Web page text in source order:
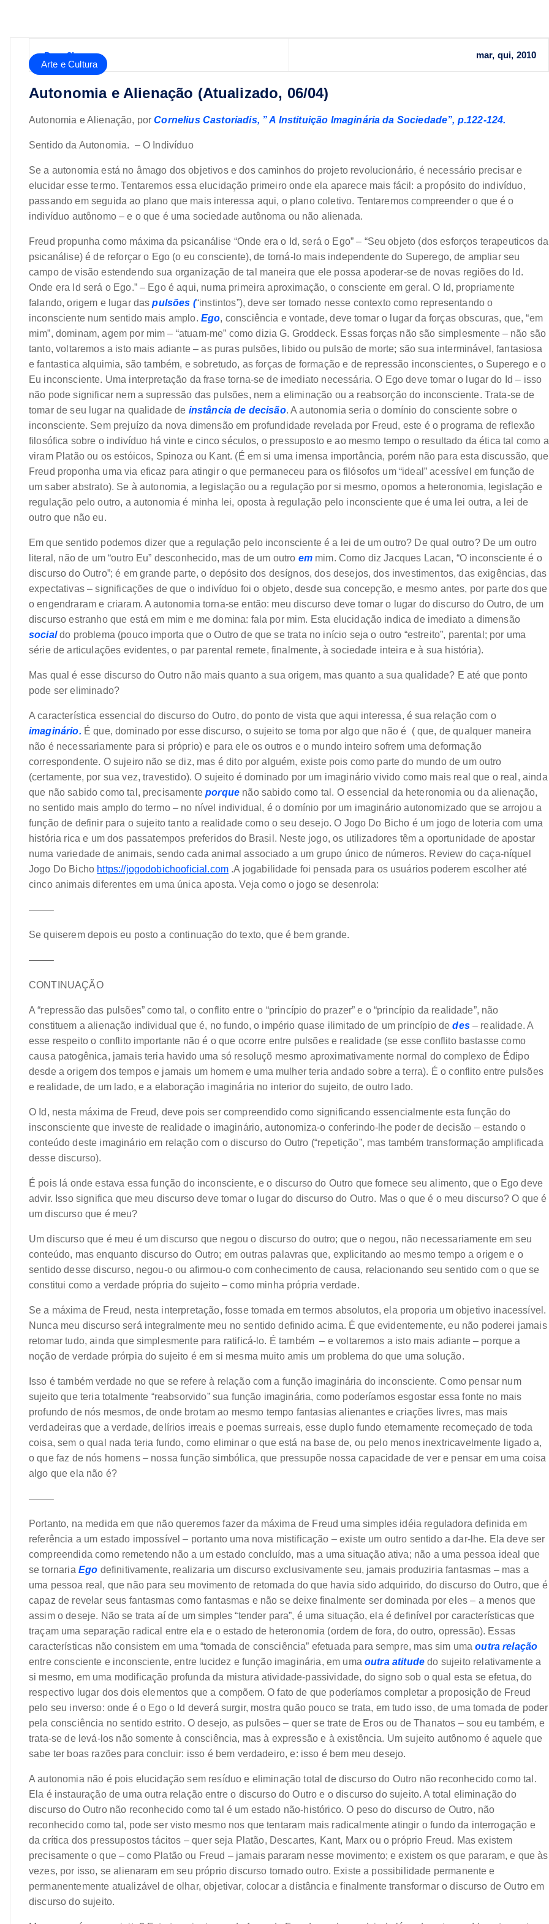
Dany3l
mar, qui, 2010
Arte e Cultura
Autonomia e Alienação (Atualizado, 06/04)
Autonomia e Alienação, porCornelius Castoriadis, ” A Instituição Imaginária da Sociedade”, p.122-124.
Sentido da Autonomia. – O Indivíduo
Se a autonomia está no âmago dos objetivos e dos caminhos do projeto revolucionário, é necessário precisar e
elucidar esse termo. Tentaremos essa elucidação primeiro onde ela aparece mais fácil: a propósito do indivíduo,
passando em seguida ao plano que mais interessa aqui, o plano coletivo. Tentaremos compreender o que é o
indivíduo autônomo – e o que é uma sociedade autônoma ou não alienada.
Freud propunha como máxima da psicanálise “Onde era o Id, será o Ego” – “Seu objeto (dos esforços terapeuticos da
psicanálise) é de reforçar o Ego (o eu consciente), de torná-lo mais independente do Superego, de ampliar seu
campo de visão estendendo sua organização de tal maneira que ele possa apoderar-se de novas regiões do Id.
Onde era Id será o Ego.” – Ego é aqui, numa primeira aproximação, o consciente em geral. O Id, propriamente
falando, origem e lugar daspulsões (“instintos”), deve ser tomado nesse contexto como representando o
inconsciente num sentido mais amplo. Ego, consciência e vontade, deve tomar o lugar da forças obscuras, que, “em
mim”, dominam, agem por mim – “atuam-me” como dizia G. Groddeck. Essas forças não são simplesmente – não são
tanto, voltaremos a isto mais adiante – as puras pulsões, libido ou pulsão de morte; são sua interminável, fantasiosa
e fantastica alquimia, são também, e sobretudo, as forças de formação e de repressão inconscientes, o Superego e o
Eu inconsciente. Uma interpretação da frase torna-se de imediato necessária. O Ego deve tomar o lugar do Id – isso
não pode significar nem a supressão das pulsões, nem a eliminação ou a reabsorção do inconsciente. Trata-se de
tomar de seu lugar na qualidade de instância de decisão. A autonomia seria o domínio do consciente sobre o
inconsciente. Sem prejuízo da nova dimensão em profundidade revelada por Freud, este é o programa de reflexão
filosófica sobre o indivíduo há vinte e cinco séculos, o pressuposto e ao mesmo tempo o resultado da ética tal como a
viram Platão ou os estóicos, Spinoza ou Kant. (É em si uma imensa importância, porém não para esta discussão, que
Freud proponha uma via eficaz para atingir o que permaneceu para os filósofos um “ideal” acessível em função de
um saber abstrato). Se à autonomia, a legislação ou a regulação por si mesmo, opomos a heteronomia, legislação e
regulação pelo outro, a autonomia é minha lei, oposta à regulação pelo inconsciente que é uma lei outra, a lei de
outro que não eu.
Em que sentido podemos dizer que a regulação pelo inconsciente é a lei de um outro? De qual outro? De um outro
literal, não de um “outro Eu” desconhecido, mas de um outro emmim. Como diz Jacques Lacan, “O inconsciente é o
discurso do Outro”; é em grande parte, o depósito dos desígnos, dos desejos, dos investimentos, das exigências, das
expectativas – significações de que o indivíduo foi o objeto, desde sua concepção, e mesmo antes, por parte dos que
o engendraram e criaram. A autonomia torna-se então: meu discurso deve tomar o lugar do discurso do Outro, de um
discurso estranho que está em mim e me domina: fala por mim. Esta elucidação indica de imediato a dimensão
socialdo problema (pouco importa que o Outro de que se trata no início seja o outro “estreito”, parental; por uma
série de articulações evidentes, o par parental remete, finalmente, à sociedade inteira e à sua história).
Mas qual é esse discurso do Outro não mais quanto a sua origem, mas quanto a sua qualidade? E até que ponto
pode ser eliminado?
A característica essencial do discurso do Outro, do ponto de vista que aqui interessa, é sua relação com o
imaginário. É que, dominado por esse discurso, o sujeito se toma por algo que não é ( que, de qualquer maneira
não é necessariamente para si próprio) e para ele os outros e o mundo inteiro sofrem uma deformação
correspondente. O sujeiro não se diz, mas é dito por alguém, existe pois como parte do mundo de um outro
(certamente, por sua vez, travestido). O sujeito é dominado por um imaginário vivido como mais real que o real, ainda
que não sabido como tal, precisamenteporque não sabido como tal. O essencial da heteronomia ou da alienação,
no sentido mais amplo do termo – no nível individual, é o domínio por um imaginário autonomizado que se arrojou a
função de definir para o sujeito tanto a realidade como o seu desejo. O Jogo Do Bicho é um jogo de loteria com uma
história rica e um dos passatempos preferidos do Brasil. Neste jogo, os utilizadores têm a oportunidade de apostar
numa variedade de animais, sendo cada animal associado a um grupo único de números. Review do caça-níquel
Jogo Do Bicho https://jogodobichooficial.com .A jogabilidade foi pensada para os usuários poderem escolher até
cinco animais diferentes em uma única aposta. Veja como o jogo se desenrola:
——–
Se quiserem depois eu posto a continuação do texto, que é bem grande.
——–
CONTINUAÇÃO
A “repressão das pulsões” como tal, o conflito entre o “princípio do prazer” e o “princípio da realidade”, não
constituem a alienação individual que é, no fundo, o império quase ilimitado de um princípio dedes– realidade. A
esse respeito o conflito importante não é o que ocorre entre pulsões e realidade (se esse conflito bastasse como
causa patogênica, jamais teria havido uma só resoluçõ mesmo aproximativamente normal do complexo de Édipo
desde a origem dos tempos e jamais um homem e uma mulher teria andado sobre a terra). É o conflito entre pulsões
e realidade, de um lado, e a elaboração imaginária no interior do sujeito, de outro lado.
O Id, nesta máxima de Freud, deve pois ser compreendido como significando essencialmente esta função do
insconsciente que investe de realidade o imaginário, autonomiza-o conferindo-lhe poder de decisão – estando o
conteúdo deste imaginário em relação com o discurso do Outro (“repetição”, mas também transformação amplificada
desse discurso).
É pois lá onde estava essa função do inconsciente, e o discurso do Outro que fornece seu alimento, que o Ego deve
advir. Isso significa que meu discurso deve tomar o lugar do discurso do Outro. Mas o que é o meu discurso? O que é
um discurso que é meu?
Um discurso que é meu é um discurso que negou o discurso do outro; que o negou, não necessariamente em seu
conteúdo, mas enquanto discurso do Outro; em outras palavras que, explicitando ao mesmo tempo a origem e o
sentido desse discurso, negou-o ou afirmou-o com conhecimento de causa, relacionando seu sentido com o que se
constitui como a verdade própria do sujeito – como minha própria verdade.
Se a máxima de Freud, nesta interpretação, fosse tomada em termos absolutos, ela proporia um objetivo inacessível.
Nunca meu discurso será integralmente meu no sentido definido acima. É que evidentemente, eu não poderei jamais
retomar tudo, ainda que simplesmente para ratificá-lo. É também – e voltaremos a isto mais adiante – porque a
noção de verdade prórpia do sujeito é em si mesma muito amis um problema do que uma solução.
Isso é também verdade no que se refere à relação com a função imaginária do inconsciente. Como pensar num
sujeito que teria totalmente “reabsorvido” sua função imaginária, como poderíamos esgostar essa fonte no mais
profundo de nós mesmos, de onde brotam ao mesmo tempo fantasias alienantes e criações livres, mas mais
verdadeiras que a verdade, delírios irreais e poemas surreais, esse duplo fundo eternamente recomeçado de toda
coisa, sem o qual nada teria fundo, como eliminar o que está na base de, ou pelo menos inextricavelmente ligado a,
o que faz de nós homens – nossa função simbólica, que pressupõe nossa capacidade de ver e pensar em uma coisa
algo que ela não é?
——–
Portanto, na medida em que não queremos fazer da máxima de Freud uma simples idéia reguladora definida em
referência a um estado impossível – portanto uma nova mistificação – existe um outro sentido a dar-lhe. Ela deve ser
compreendida como remetendo não a um estado concluído, mas a uma situação ativa; não a uma pessoa ideal que
se tornaria Ego definitivamente, realizaria um discurso exclusivamente seu, jamais produziria fantasmas – mas a
uma pessoa real, que não para seu movimento de retomada do que havia sido adquirido, do discurso do Outro, que é
capaz de revelar seus fantasmas como fantasmas e não se deixe finalmente ser dominada por eles – a menos que
assim o deseje. Não se trata aí de um simples “tender para”, é uma situação, ela é definível por características que
traçam uma separação radical entre ela e o estado de heteronomia (ordem de fora, do outro, opressão). Essas
características não consistem em uma “tomada de consciência” efetuada para sempre, mas sim umaoutra relação
entre consciente e inconsciente, entre lucidez e função imaginária, em umaoutra atitude do sujeito relativamente a
si mesmo, em uma modificação profunda da mistura atividade-passividade, do signo sob o qual esta se efetua, do
respectivo lugar dos dois elementos que a compõem. O fato de que poderíamos completar a proposição de Freud
pelo seu inverso: onde é o Ego o Id deverá surgir, mostra quão pouco se trata, em tudo isso, de uma tomada de poder
pela consciência no sentido estrito. O desejo, as pulsões – quer se trate de Eros ou de Thanatos – sou eu também, e
trata-se de levá-los não somente à consciência, mas à expressão e à existência. Um sujeito autônomo é aquele que
sabe ter boas razões para concluir: isso é bem verdadeiro, e: isso é bem meu desejo.
A autonomia não é pois elucidação sem resíduo e eliminação total de discurso do Outro não reconhecido como tal.
Ela é instauração de uma outra relação entre o discurso do Outro e o discurso do sujeito. A total eliminação do
discurso do Outro não reconhecido como tal é um estado não-histórico. O peso do discurso de Outro, não
reconhecido como tal, pode ser visto mesmo nos que tentaram mais radicalmente atingir o fundo da interrogação e
da crítica dos pressupostos tácitos – quer seja Platão, Descartes, Kant, Marx ou o próprio Freud. Mas existem
precisamente o que – como Platão ou Freud – jamais pararam nesse movimento; e existem os que pararam, e que às
vezes, por isso, se alienaram em seu próprio discurso tornado outro. Existe a possibilidade permanente e
permanentemente atualizável de olhar, objetivar, colocar a distância e finalmente transformar o discurso de Outro em
discurso do sujeito.